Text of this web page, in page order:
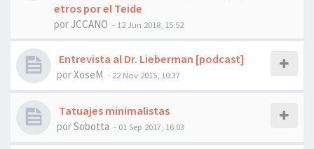
etros por el Teide
por JCCANO - 12 Jun 2018, 15:52
Entrevista al Dr. Lieberman [podcast]
porXoseM - 22 Nov 2015, 10:37
Tatuajes minimalistas
porSobotta - 01 Sep 2017, 16:03